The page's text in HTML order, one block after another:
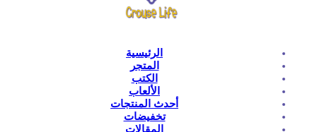
الرئيسية
المتجر
الكتب
الألعاب
أحدث المنتجات
تخفيضات
المقالات